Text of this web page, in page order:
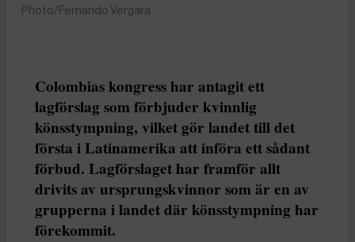
Photo/Fernando Vergara
Colombias kongress har antagit ett
lagförslag som förbjuder kvinnlig
könsstympning, vilket gör landet till det
första i Latinamerika att införa ett sådant
förbud. Lagförslaget har framför allt
drivits av ursprungskvinnor som är en av
grupperna i landet där könsstympning har
förekommit.